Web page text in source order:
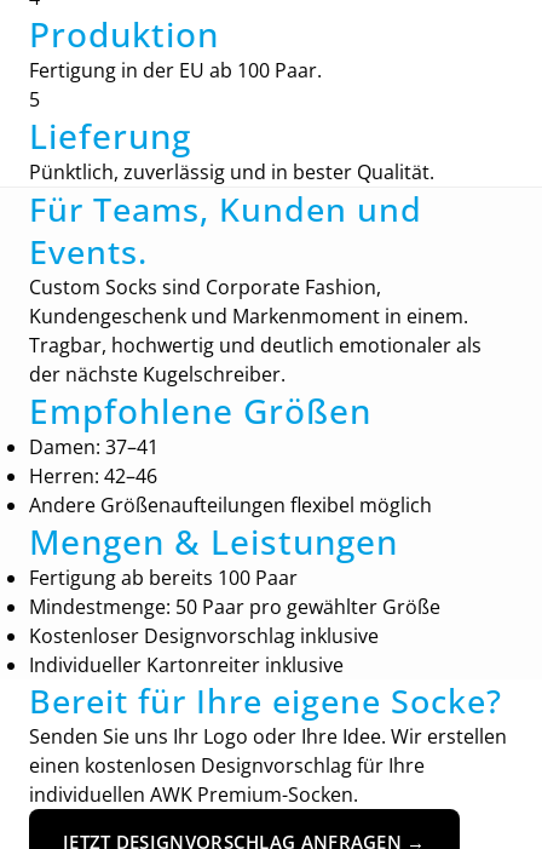
Produktion
Fertigung in der EU ab 100 Paar.
5
Lieferung
Pünktlich, zuverlässig und in bester Qualität.
Für Teams, Kunden und
Events.
Custom Socks sind Corporate Fashion,
Kundengeschenk und Markenmoment in einem.
Tragbar, hochwertig und deutlich emotionaler als
der nächste Kugelschreiber.
Empfohlene Größen
Damen: 37–41
Herren: 42–46
Andere Größenaufteilungen flexibel möglich
Mengen & Leistungen
Fertigung ab bereits 100 Paar
Mindestmenge: 50 Paar pro gewählter Größe
Kostenloser Designvorschlag inklusive
Individueller Kartonreiter inklusive
Bereit für Ihre eigene Socke?
Senden Sie uns Ihr Logo oder Ihre Idee. Wir erstellen
einen kostenlosen Designvorschlag für Ihre
individuellen AWK Premium-Socken.
JETZT DESIGNVORSCHLAG ANFRAGEN →